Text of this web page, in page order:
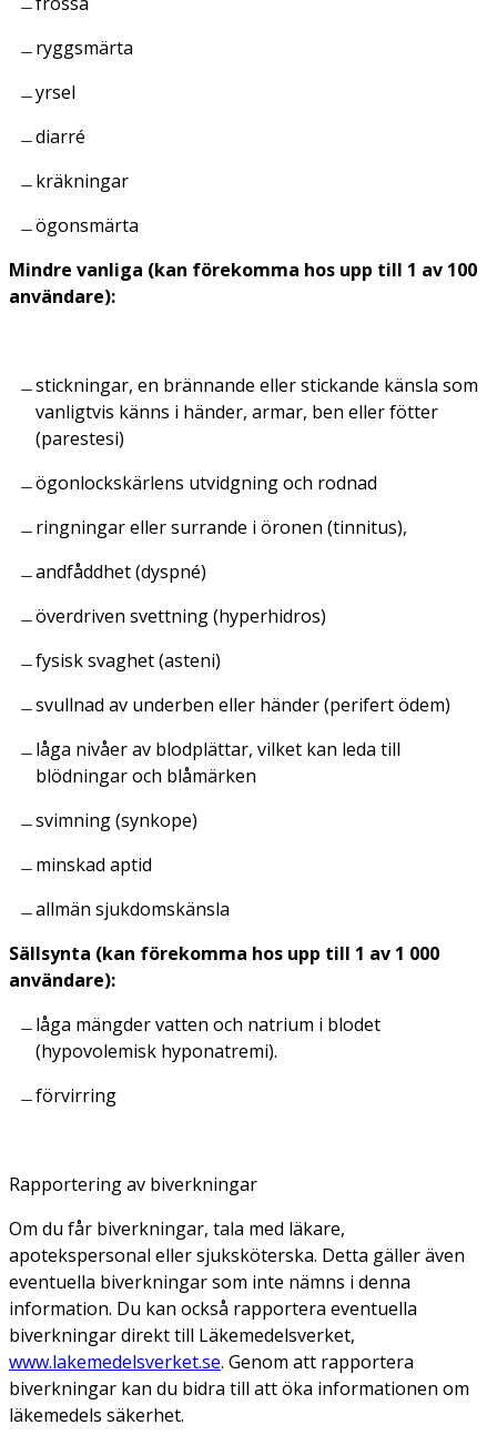
ryggsmärta
yrsel
diarré
kräkningar
ögonsmärta
Mindre vanliga (kan förekomma hos upp till 1 av 100
användare):
stickningar, en brännande eller stickande känsla som
vanligtvis känns i händer, armar, ben eller fötter
(parestesi)
ögonlockskärlens utvidgning och rodnad
ringningar eller surrande i öronen (tinnitus),
andfåddhet (dyspné)
överdriven svettning (hyperhidros)
fysisk svaghet (asteni)
svullnad av underben eller händer (perifert ödem)
låga nivåer av blodplättar, vilket kan leda till
blödningar och blåmärken
svimning (synkope)
minskad aptid
allmän sjukdomskänsla
Sällsynta (kan förekomma hos upp till 1 av 1 000
användare):
låga mängder vatten och natrium i blodet
(hypovolemisk hyponatremi).
förvirring
Rapportering av biverkningar
Om du får biverkningar, tala med läkare,
apotekspersonal eller sjuksköterska. Detta gäller även
eventuella biverkningar som inte nämns i denna
information. Du kan också rapportera eventuella
biverkningar direkt till Läkemedelsverket,
www.lakemedelsverket.se. Genom att rapportera
biverkningar kan du bidra till att öka informationen om
läkemedels säkerhet.